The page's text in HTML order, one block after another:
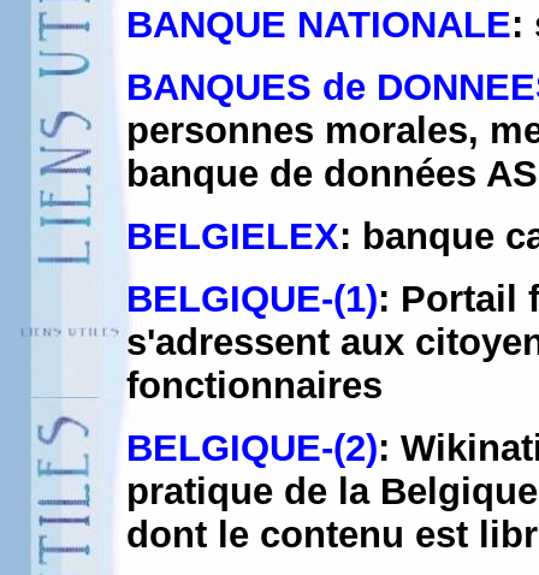
BANQUE NATIONALE:
BANQUES de
personnes morales,
banque de données
BELGIELEX: banque
BELGIQUE-(1): Portail
s'adressent aux
fonctionnaires
BELGIQUE-(2):
pratique de la
dont le contenu est